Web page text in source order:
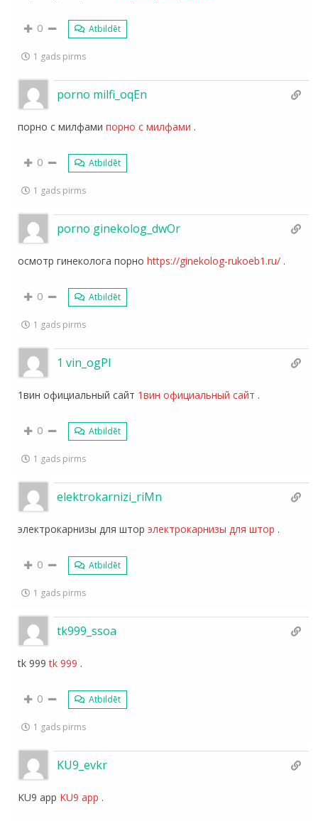
0 Atbildēt
1 gads pirms
porno milfi_oqEn
порно с милфамипорно с милфами .
0 Atbildēt
1 gads pirms
porno ginekolog_dwOr
осмотр гинеколога порноhttps://ginekolog-rukoeb1.ru/ .
0 Atbildēt
1 gads pirms
1 vin_ogPl
1вин официальный сайт 1вин официальный сайт .
0 Atbildēt
1 gads pirms
elektrokarnizi_riMn
электрокарнизы для шторэлектрокарнизы для штор .
0 Atbildēt
1 gads pirms
tk999_ssoa
tk 999tk 999 .
0 Atbildēt
1 gads pirms
KU9_evkr
KU9 app KU9 app .